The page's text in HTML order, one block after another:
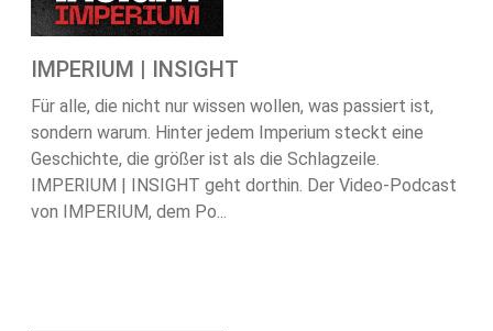
IMPERIUM | INSIGHT
Für alle, die nicht nur wissen wollen, was passiert ist,
sondern warum. Hinter jedem Imperium steckt eine
Geschichte, die größer ist als die Schlagzeile.
IMPERIUM | INSIGHT geht dorthin. Der Video-Podcast
von IMPERIUM, dem Po...